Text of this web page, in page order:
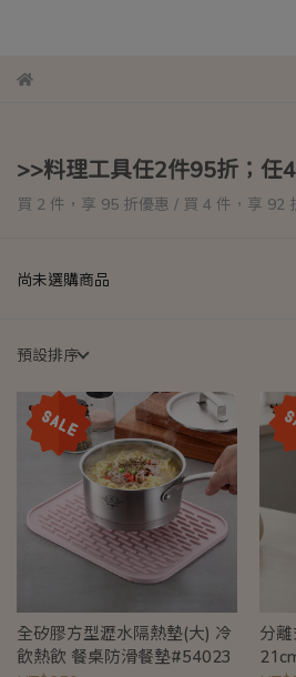
>>料理工具任2件95折；任
買 2 件， 享 95 折優惠 / 買 4 件， 享 92
尚未選購商品
預設排序
全矽膠方型瀝水隔熱墊(大) 冷
飲熱飲 餐桌防滑餐墊#54023
分